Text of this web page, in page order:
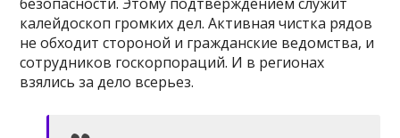
калейдоскоп громких дел. Активная чистка рядов
не обходит стороной и гражданские ведомства, и
сотрудников госкорпораций. И в регионах
взялись за дело всерьез.